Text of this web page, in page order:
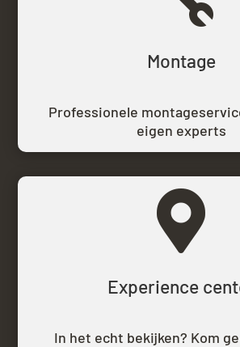
Montage
Professionele
eigen experts

Experience
In het echt bekijken? Kom